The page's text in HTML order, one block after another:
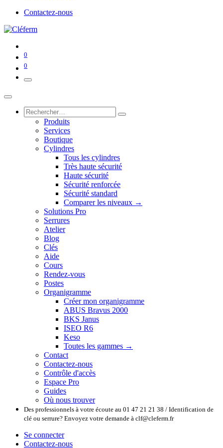
Contactez-nous
0
0
Produits
Services
Boutique
Cylindres
Tous les cylindres
Très haute sécurité
Haute sécurité
Sécurité renforcée
Sécurité standard
Comparer les niveaux →
Solutions Pro
Serrures
Atelier
Blog
Clés
Aide
Cours
Rendez-vous
Postes
Organigramme
Créer mon organigramme
ABUS Bravus 2000
BKS Janus
ISEO R6
Keso
Toutes les gammes →
Contact
Contactez-nous
Contrôle d'accès
Espace Pro
Guides
Où nous trouver
Des professionnels à votre écoute au 01 47 21 21 38 / Identification de
clé ou serrure? Envoyez votre demande à clf@cleferm.fr
Se connecter
Contactez-nous